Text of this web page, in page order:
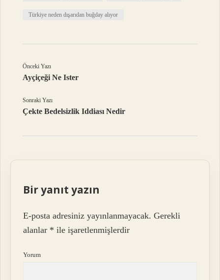
Türkiye neden dışarıdan buğday alıyor
Önceki Yazı
Ayçiçeği Ne Ister
Sonraki Yazı
Çekte Bedelsizlik Iddiası Nedir
Bir yanıt yazın
E-posta adresiniz yayınlanmayacak. Gerekli
alanlar * ile işaretlenmişlerdir
Yorum